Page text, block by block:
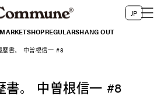
言
JP
SHOPREGULARSHANG OUT
歴書。 中曽根信一 #8
書。 中曽根信一 #8